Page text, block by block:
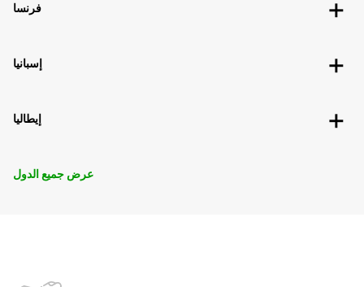
فرنسا
إسبانيا
إيطاليا
عرض جميع الدول